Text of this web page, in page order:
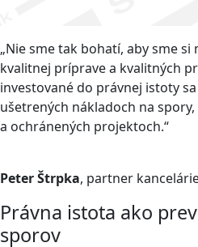
„Nie sme tak bohatí, aby sme
kvalitnej príprave a kvalitných
investované do právnej istoty
ušetrených nákladoch na
a ochránených projektoch.“
Peter Štrpka, partner
Právna istota ako
sporov